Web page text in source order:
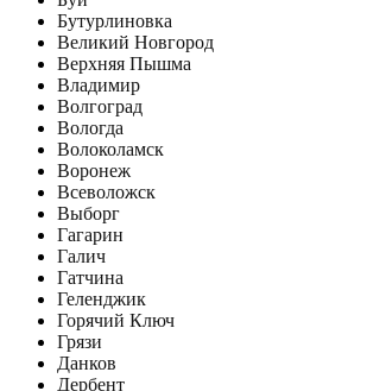
Бутурлиновка
Великий Новгород
Верхняя Пышма
Владимир
Волгоград
Вологда
Волоколамск
Воронеж
Всеволожск
Выборг
Гагарин
Галич
Гатчина
Геленджик
Горячий Ключ
Грязи
Данков
Дербент